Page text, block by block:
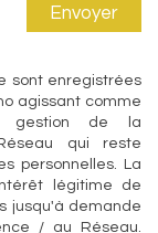
Envoyer
sont enregistrées
agissant comme
gestion de la
qui reste
personnelles. La
légitime de
jusqu'à demande
/ au Réseau.